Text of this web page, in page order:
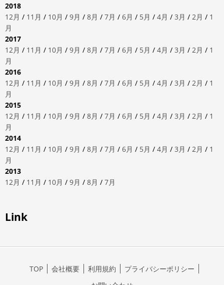
2018
12月 / 11月 / 10月 / 9月 / 8月 / 7月 / 6月 / 5月 / 4月 / 3月 / 2月 / 1
月
2017
12月 / 11月 / 10月 / 9月 / 8月 / 7月 / 6月 / 5月 / 4月 / 3月 / 2月 / 1
月
2016
12月 / 11月 / 10月 / 9月 / 8月 / 7月 / 6月 / 5月 / 4月 / 3月 / 2月 / 1
月
2015
12月 / 11月 / 10月 / 9月 / 8月 / 7月 / 6月 / 5月 / 4月 / 3月 / 2月 / 1
月
2014
12月 / 11月 / 10月 / 9月 / 8月 / 7月 / 6月 / 5月 / 4月 / 3月 / 2月 / 1
月
2013
12月 / 11月 / 10月 / 9月 / 8月 / 7月
Link
TOP 会社概要 利用規約
プライバシーポリシー